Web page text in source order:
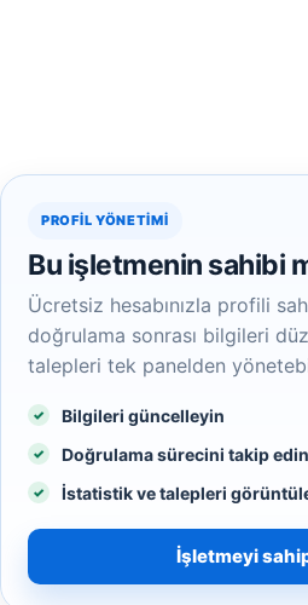
PROFIL YÖNETIMI
Bu işletmenin sahibi
Ücretsiz hesabınızla profili
doğrulama sonrası bilgileri
talepleri tek panelden
Bilgileri güncelleyin
Doğrulama sürecini takip edin
İstatistik ve talepleri
İşletmeyi